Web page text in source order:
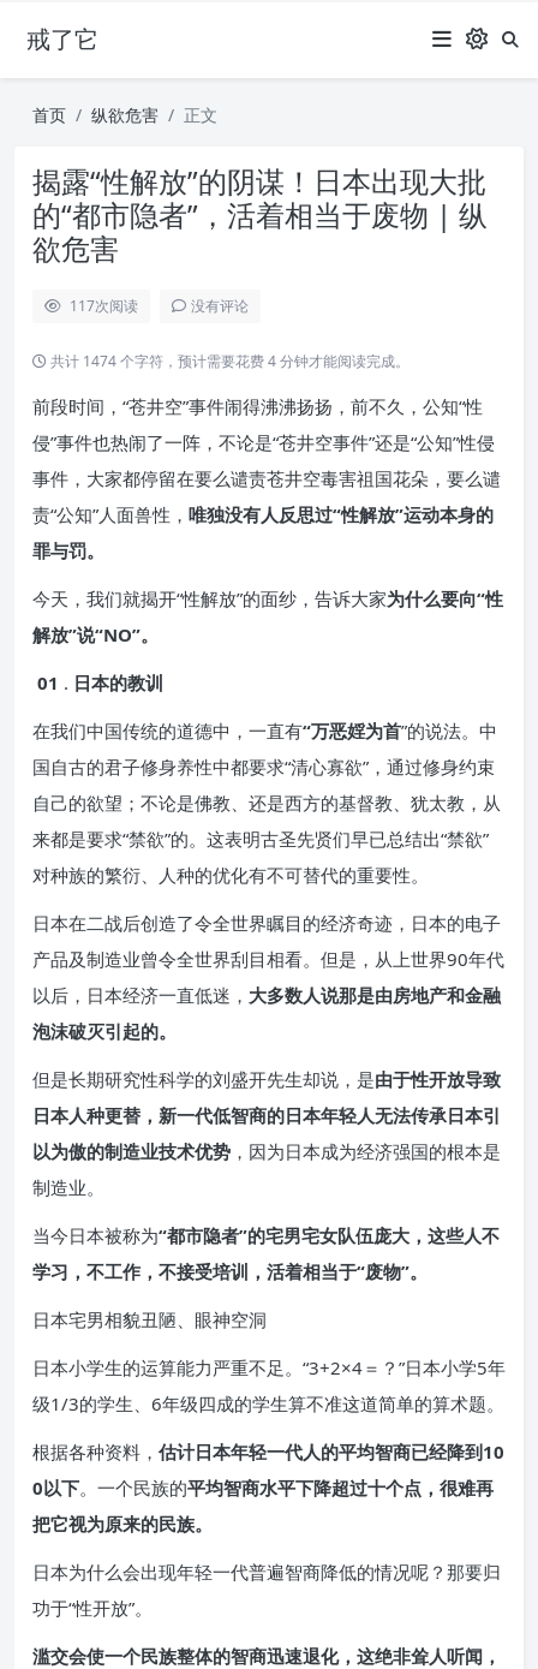
戒了它
首页 纵欲危害 正文
揭露“性解放”的阴谋！日本出现大批
的“都市隐者”，活着相当于废物 | 纵
欲危害
117次阅读 没有评论
共计 1474 个字符，预计需要花费 4 分钟才能阅读完成。
前段时间，“苍井空”事件闹得沸沸扬扬，前不久，公知“性
侵”事件也热闹了一阵，不论是“苍井空事件”还是“公知”性侵
事件，大家都停留在要么谴责苍井空毒害祖国花朵，要么谴
责“公知”人面兽性， 唯独没有人反思过“性解放”运动本身的
罪与罚。
今天，我们就揭开“性解放”的面纱，告诉大家为什么要向“性
解放”说“NO”。
01 . 日本的教训
在我们中国传统的道德中，一直有“万恶婬为首”的说法。中
国自古的君子修身养性中都要求“清心寡欲”，通过修身约束
自己的欲望；不论是佛教、还是西方的基督教、犹太教，从
来都是要求“禁欲”的。这表明古圣先贤们早已总结出“禁欲”
对种族的繁衍、人种的优化有不可替代的重要性。
日本在二战后创造了令全世界瞩目的经济奇迹，日本的电子
产品及制造业曾令全世界刮目相看。但是，从上世界90年代
以后，日本经济一直低迷， 大多数人说那是由房地产和金融
泡沫破灭引起的。
但是长期研究性科学的刘盛开先生却说，是由于性开放导致
日本人种更替，新一代低智商的日本年轻人无法传承日本引
以为傲的制造业技术优势 ，因为日本成为经济强国的根本是
制造业。
当今日本被称为“都市隐者”的宅男宅女队伍庞大，这些人不
学习，不工作，不接受培训，活着相当于“废物”。
日本宅男相貌丑陋、眼神空洞
日本小学生的运算能力严重不足。“3+2×4＝？”日本小学5年
级1/3的学生、6年级四成的学生算不准这道简单的算术题。
根据各种资料， 估计日本年轻一代人的平均智商已经降到10
0以下。一个民族的平均智商水平下降超过十个点，很难再
把它视为原来的民族。
日本为什么会出现年轻一代普遍智商降低的情况呢？那要归
功于“性开放”。
滥交会使一个民族整体的智商迅速退化，这绝非耸人听闻，